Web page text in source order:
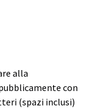
alla
con
(spazi inclusi)